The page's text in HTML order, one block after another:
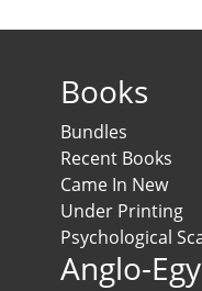
Books
Bundles
Recent Books
Came In New
Under Printing
Psychological
Anglo-